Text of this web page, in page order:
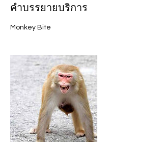
คำบรรยายบริการ
Monkey Bite